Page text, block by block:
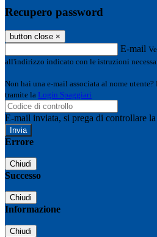
Recupero password
button close ×
E-mail
all'indirizzo indicato con le istruzioni
Non hai una e-mail associata al nome
tramite la Login Spaggiari
E-mail inviata, si prega di controllare
Errore
Chiudi
Successo
Chiudi
Informazione
Chiudi